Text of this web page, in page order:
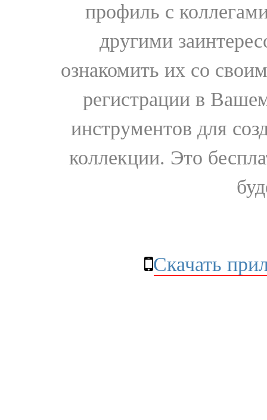
профиль с
другими
ознакомить их со
регистрации в
инструментов для
коллекции. Это
Скачать